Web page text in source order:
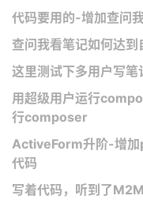
代码要用的-增加查问
查问我看笔记如何达到
这里测试下多用户写笔
用超级用户运行
行composer
ActiveForm升阶-增
代码
写着代码，听到了